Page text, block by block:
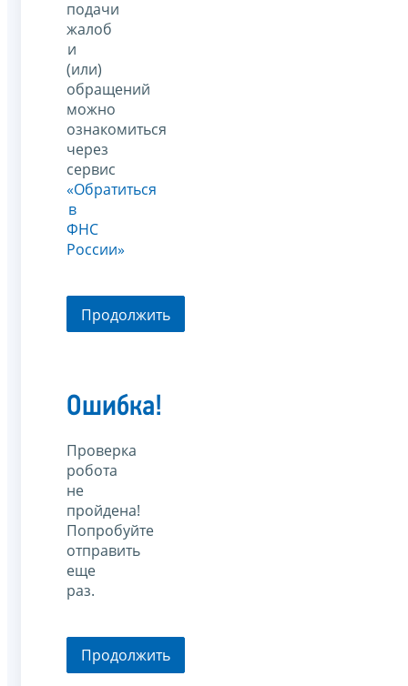
подачи
жалоб
и
(или)
обращений
можно
ознакомиться
через
сервис
«Обратиться
в
ФНС
России»
Продолжить
Ошибка!
Проверка
робота
не
пройдена!
Попробуйте
отправить
еще
раз.
Продолжить